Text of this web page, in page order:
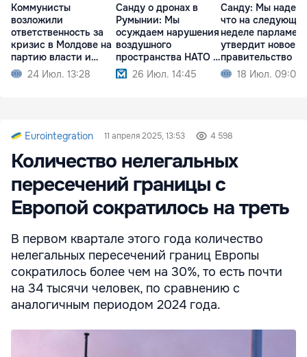
Коммунисты
возложили
ответственность за
кризис в Молдове на
партию власти и
Санду24 Июл. 13:28
Санду о дронах в
Румынии: Мы
осуждаем нарушения
воздушного
пространства НАТО и
ЕС 26 Июл. 14:45
Санду: Мы
что на
неделе парламент
утвердит новое
правительство
18 Июл. 09:02
Eurointegration 11 апреля 2025, 13:53 4 598
Количество нелегальных
пересечений границы с
Европой сократилось на треть
В первом квартале этого года количество
нелегальных пересечений границ Европы
сократилось более чем на 30%, то есть почти
на 34 тысячи человек, по сравнению с
аналогичным периодом 2024 года.